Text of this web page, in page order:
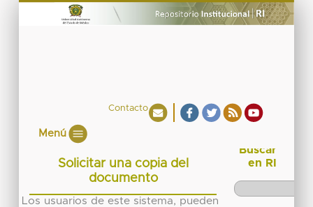
Contacto
Menú
Solicitar una copia del
documento
Los usuarios de este sistema, pueden
Buscar
en RI